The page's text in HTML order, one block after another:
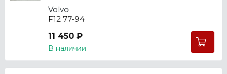
Volvo
F12 77-94
11 450 ₽
В наличии